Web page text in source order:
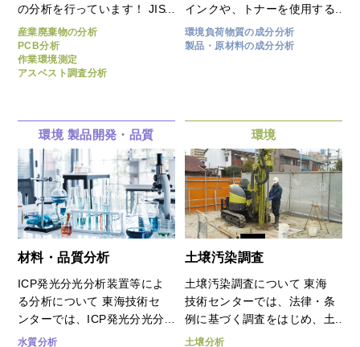
の分析を行っています！ JIS
法による分析（JIS K
5674:2019 鉛・クロムフリ
ーさび止めペイント)や溶出
試験（環境省告示13号）、環
の分析も可能です。 昨今は
アスベストのお問い合わせも
増加しており、TTCでは並行
して分析が可能です！ 工事
内容や自治体によって分析方
法や基準値は異なる場合がご
ざいますので、お気軽にご相
談ください。
産業廃棄物の分析
PCB分析
作業環境測定
アスベスト調査分析
インクや、トナーを使用する
プリンター製品は、動作中の
機器内部温度が上昇すると、
性があります。 東海技術セ
ンターでは、複写機、複合
機、プリンターなどのドイツ
環境ラベル「ブルーエンジェ
ル」に対応した化学物質放散
試験を行っています。
環境負荷物質の成分分析
製品・原材料の成分分析
環境 製品開発・品質
材料・品質分析
ICP発光分光分析装置等によ
る分析について 東海技術セ
ンターでは、ICP発光分光分
析装置（ICP分析）、蛍光X
水質分析
環境
土壌汚染調査
土壌汚染調査について 東海
技術センターでは、法律・条
例に基づく調査をはじめ、土
地取引に関連する各種土壌調
土壌分析